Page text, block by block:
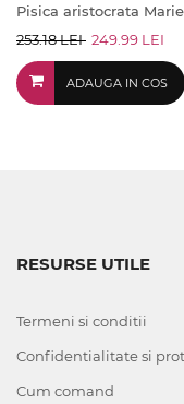
Pisica aristocrata Marie
253.18 LEI 249.99 LEI
ADAUGA IN COS
RESURSE UTILE
Termeni si conditii
Confidentialitate si
Cum comand